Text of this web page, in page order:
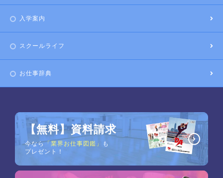
入学案内
スクールライフ
お仕事辞典
【無料】資料請求
今なら「業界お仕事図鑑」
も
プレゼント！